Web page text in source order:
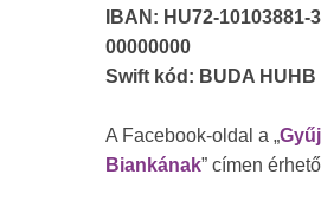
IBAN: HU72-10103881-
00000000
Swift kód: BUDA HUHB
A Facebook-oldal a „
Biankának” címen